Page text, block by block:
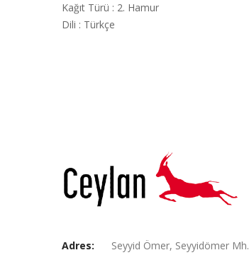
Kağıt Türü : 2. Hamur
Dili : Türkçe
Adres:
Seyyid Ömer, Seyyidömer Mh.